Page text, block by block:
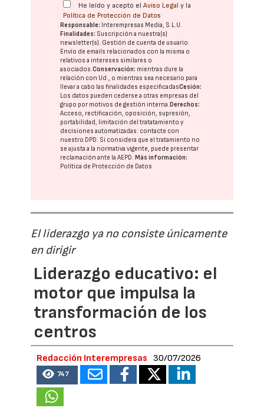
He leído y acepto elAviso Legal y la
Política de Protección de Datos
Responsable: Interempresas Media, S.L.U.
Finalidades: Suscripción a nuestra(s)
newsletter(s). Gestión de cuenta de usuario.
Envío de emails relacionados con la misma o
relativos a intereses similares o
asociados.Conservación: mientras dure la
relación con Ud., o mientras sea necesario para
llevar a cabo las finalidades especificadasCesión:
Los datos pueden cederse a otras empresas del
grupo por motivos de gestión interna.Derechos:
Acceso, rectificación, oposición, supresión,
portabilidad, limitación del tratatamiento y
decisiones automatizadas: contacte con
nuestro DPD. Si considera que el tratamiento no
se ajusta a la normativa vigente, puede presentar
reclamación ante laAEPD.Más información:
Política de Protección de Datos
El liderazgo ya no consiste únicamente
en dirigir
Liderazgo educativo: el
motor que impulsa la
transformación de los
centros
Redacción Interempresas 30/07/2026
747